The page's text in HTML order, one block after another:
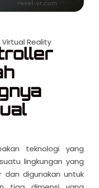
Virtual Reality
teknologi yang
lingkungan yang
dan digunakan untuk